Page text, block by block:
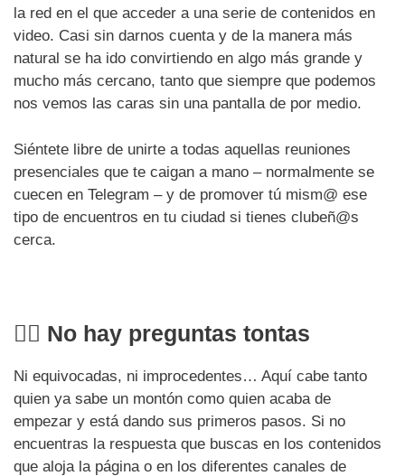
la red en el que acceder a una serie de contenidos en
video. Casi sin darnos cuenta y de la manera más
natural se ha ido convirtiendo en algo más grande y
mucho más cercano, tanto que siempre que podemos
nos vemos las caras sin una pantalla de por medio.
Siéntete libre de unirte a todas aquellas reuniones
presenciales que te caigan a mano – normalmente se
cuecen en Telegram – y de promover tú mism@ ese
tipo de encuentros en tu ciudad si tienes clubeñ@s
cerca.
🙋‍♀️ No hay preguntas tontas
Ni equivocadas, ni improcedentes… Aquí cabe tanto
quien ya sabe un montón como quien acaba de
empezar y está dando sus primeros pasos. Si no
encuentras la respuesta que buscas en los contenidos
que aloja la página o en los diferentes canales de